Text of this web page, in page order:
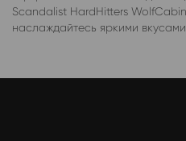
Scandalist HardHitters
наслаждайтесь яркими